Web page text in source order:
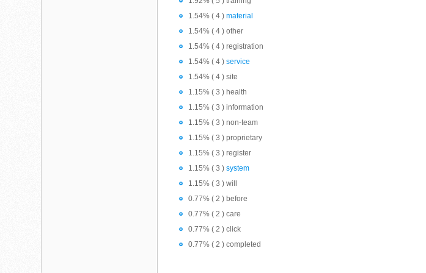
1.54% ( 4 )material
1.54% ( 4 ) other
1.54% ( 4 ) registration
1.54% ( 4 )service
1.54% ( 4 ) site
1.15% ( 3 ) health
1.15% ( 3 ) information
1.15% ( 3 ) non-team
1.15% ( 3 ) proprietary
1.15% ( 3 ) register
1.15% ( 3 )system
1.15% ( 3 ) will
0.77% ( 2 ) before
0.77% ( 2 ) care
0.77% ( 2 ) click
0.77% ( 2 ) completed